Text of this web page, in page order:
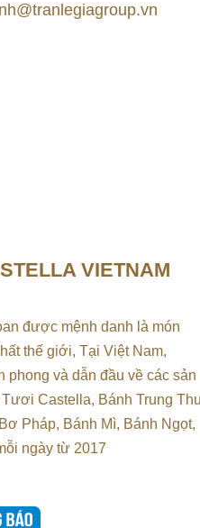
VIETNAM
được mệnh danh là món
thế giới, Tại Việt Nam,
phong và dẫn đầu về các sản
Castella, Bánh Trung Thu
Pháp, Bánh Mì, Bánh Ngọt,
ngày từ 2017